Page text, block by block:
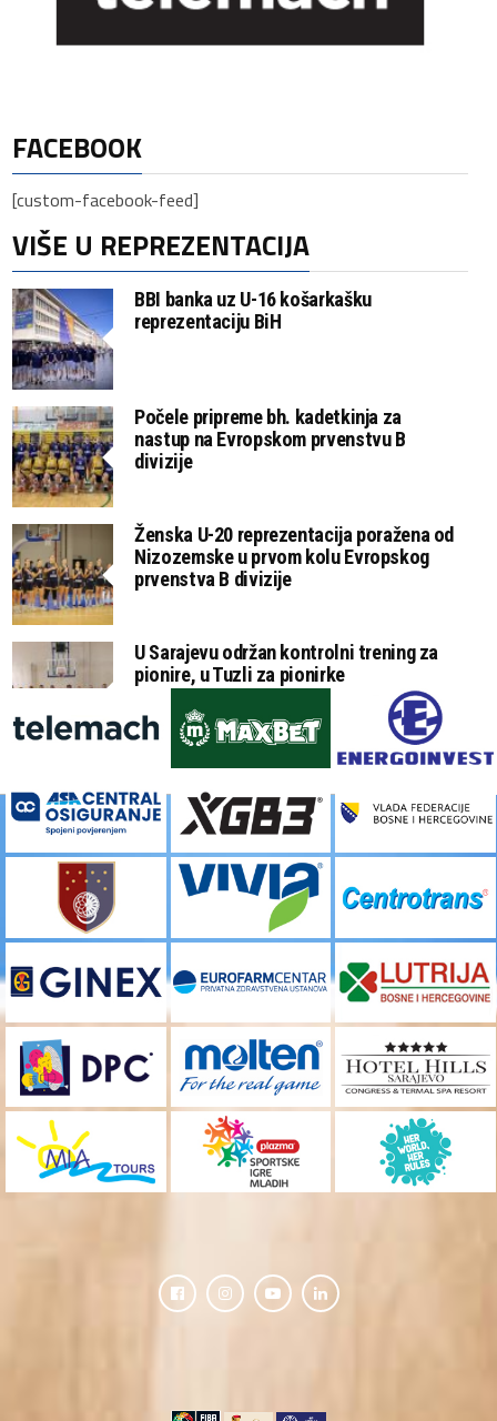
FACEBOOK
[custom-facebook-feed]
VIŠE U REPREZENTACIJA
BBI banka uz U-16 košarkašku
reprezentaciju BiH
Počele pripreme bh. kadetkinja za
nastup na Evropskom prvenstvu B
divizije
Ženska U-20 reprezentacija poražena od
Nizozemske u prvom kolu Evropskog
prvenstva B divizije
U Sarajevu održan kontrolni trening za
pionire, u Tuzli za pionirke